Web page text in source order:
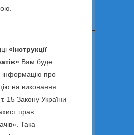
ЗЕНТІВА
раку молочної залози –
КРЕМ
КАПСУЛИ
«Інструкції
Вам буде
інформацію про
на виконання
15 Закону України
прав
Така